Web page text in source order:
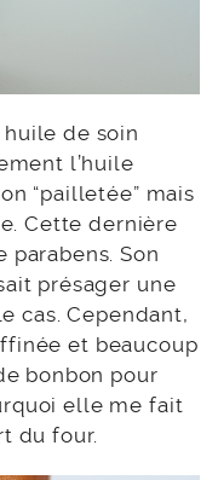
de soin
l’huile
“pailletée” mais
Cette dernière
Son
présager une
cas. Cependant,
et beaucoup
bonbon pour
elle me fait
du four.